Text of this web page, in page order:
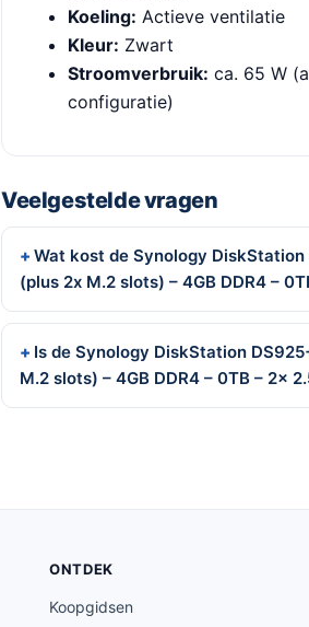
Koeling: Actieve ventilatie
Kleur: Zwart
Stroomverbruik: ca. 65 W
configuratie)
Veelgestelde vragen
Wat kost de Synology DiskStation
(plus 2x M.2 slots) – 4GB DDR4 –
Is de Synology DiskStation
M.2 slots) – 4GB DDR4 – 0TB – 2x
ONTDEK
Koopgidsen